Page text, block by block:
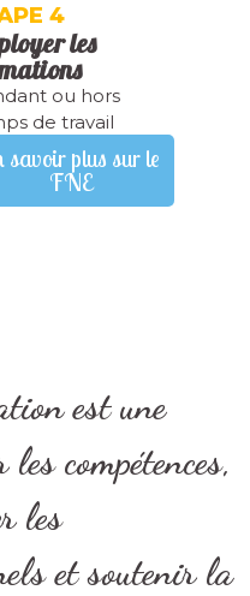
4
les
ou hors
de travail
savoir plus sur le
FNE
est une
compétences,
les
et soutenir la